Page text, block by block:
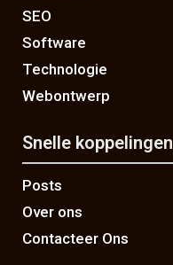
SEO
Software
Technologie
Webontwerp
Snelle koppelingen
Posts
Over ons
Contacteer Ons